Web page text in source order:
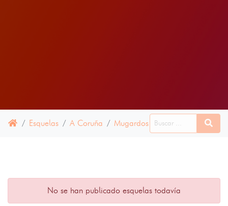
Esquelas A Coruña Mugardos 16 AGOSTO 2025
No se han publicado esquelas todavía